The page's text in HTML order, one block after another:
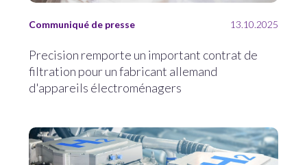
Communiqué de presse 13.10.2025
Precision remporte un important contrat de
filtration pour un fabricant allemand
d'appareils électroménagers